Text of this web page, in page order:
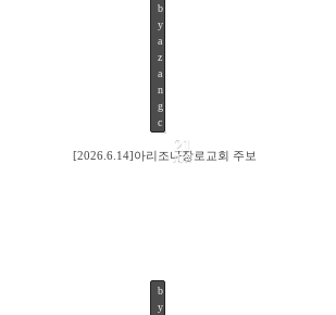
21
JUN
b
y
a
z
a
n
g
c
[2026.6.14]아리조나장로교회 주보
b
y